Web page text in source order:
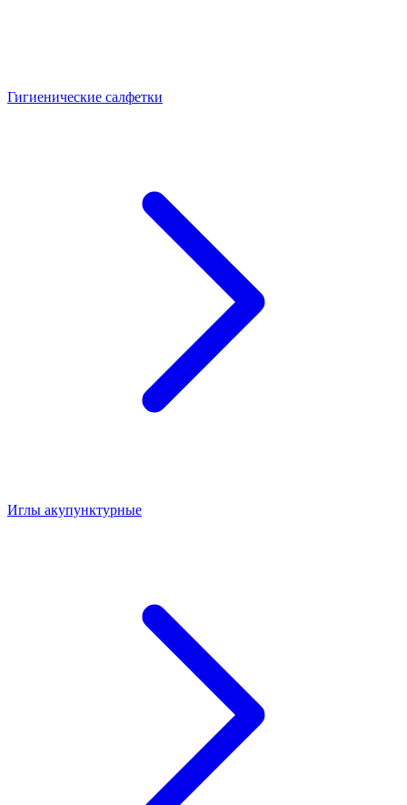
Гигиенические салфетки
Иглы акупунктурные